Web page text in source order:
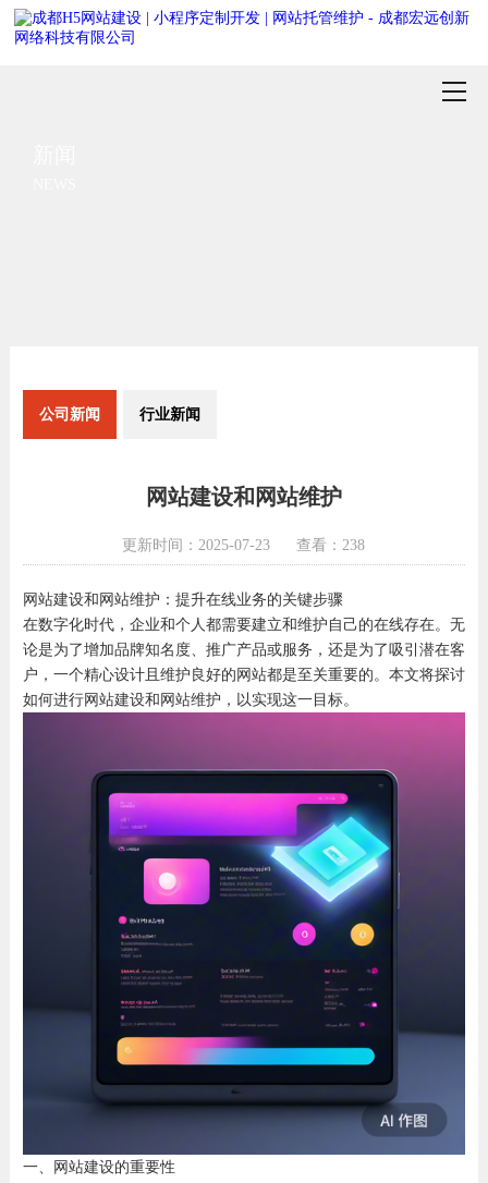
公司新闻 行业新闻
网站建设和网站维护
更新时间：2025-07-23 查看：238
网站建设和网站维护：提升在线业务的关键步骤
在数字化时代，企业和个人都需要建立和维护自己的在线存在。无
论是为了增加品牌知名度、推广产品或服务，还是为了吸引潜在客
户，一个精心设计且维护良好的网站都是至关重要的。本文将探讨
如何进行网站建设和网站维护，以实现这一目标。
一、网站建设的重要性